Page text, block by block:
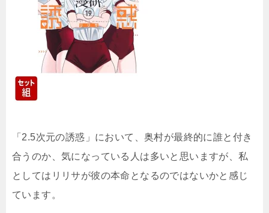
「2.5次元の誘惑」において、奥村が最終的に誰と付き
合うのか、気になっている人は多いと思いますが、私
としてはリリサが彼の本命となるのではないかと感じ
ています。